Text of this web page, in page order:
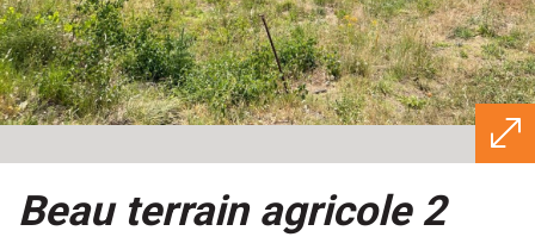
beau terrain agricole 2